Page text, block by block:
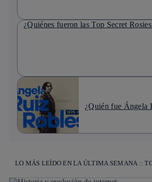
¿Quiénes fueron las Top Secret
¿Quién fue Ángela
LO MÁS LEÍDO EN LA ÚLTIMA SEMANA ::